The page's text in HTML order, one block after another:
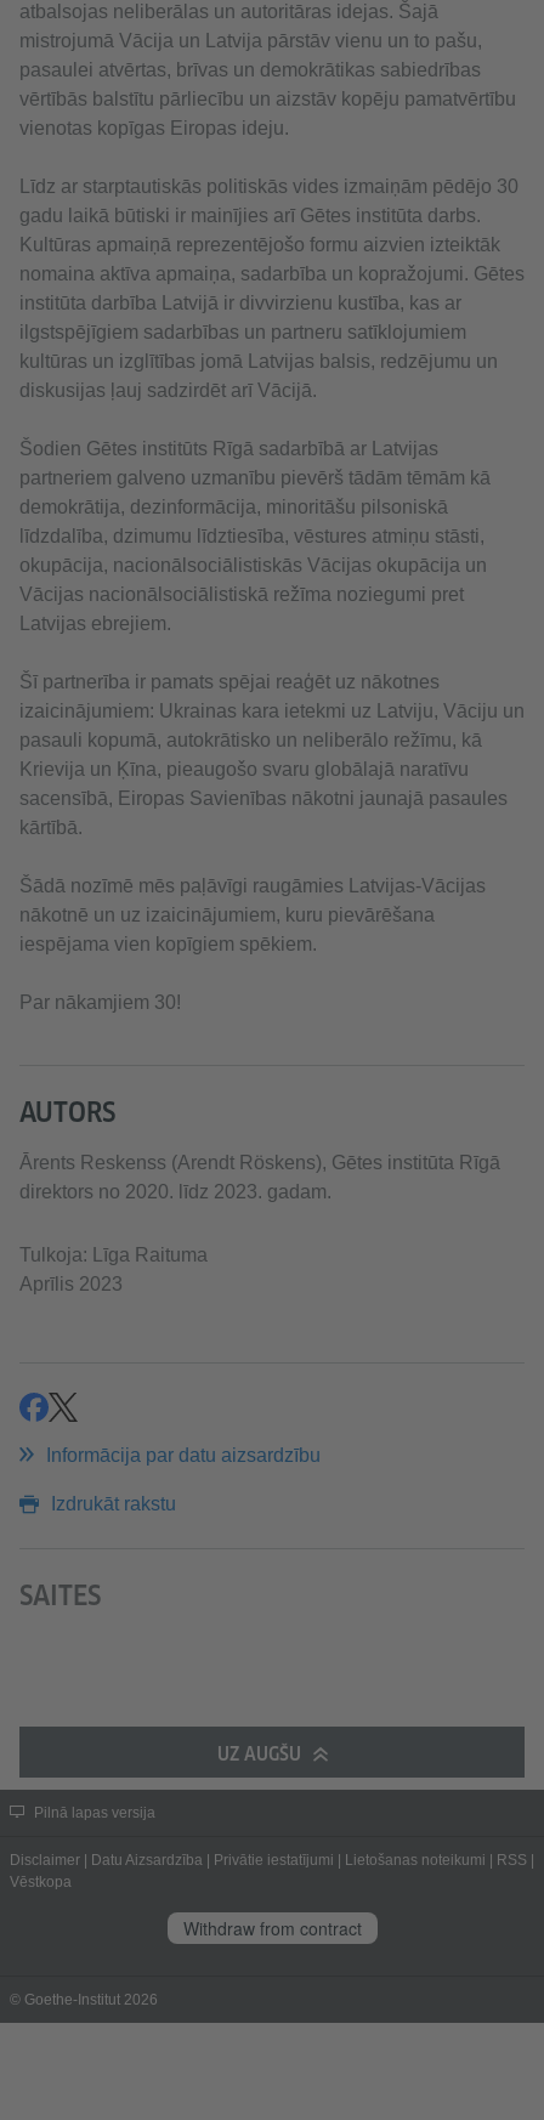
atbalsojas neliberālas un autoritāras idejas. Šajā
mistrojumā Vācija un Latvija pārstāv vienu un to pašu,
pasaulei atvērtas, brīvas un demokrātikas sabiedrības
vērtībās balstītu pārliecību un aizstāv kopēju pamatvērtību
vienotas kopīgas Eiropas ideju.
Līdz ar starptautiskās politiskās vides izmaiņām pēdējo 30
gadu laikā būtiski ir mainījies arī Gētes institūta darbs.
Kultūras apmaiņā reprezentējošo formu aizvien izteiktāk
nomaina aktīva apmaiņa, sadarbība un kopražojumi. Gētes
institūta darbība Latvijā ir divvirzienu kustība, kas ar
ilgstspējīgiem sadarbības un partneru satīklojumiem
kultūras un izglītības jomā Latvijas balsis, redzējumu un
diskusijas ļauj sadzirdēt arī Vācijā.
Šodien Gētes institūts Rīgā sadarbībā ar Latvijas
partneriem galveno uzmanību pievērš tādām tēmām kā
demokrātija, dezinformācija, minoritāšu pilsoniskā
līdzdalība, dzimumu līdztiesība, vēstures atmiņu stāsti,
okupācija, nacionālsociālistiskās Vācijas okupācija un
Vācijas nacionālsociālistiskā režīma noziegumi pret
Latvijas ebrejiem.
Šī partnerība ir pamats spējai reaģēt uz nākotnes
izaicinājumiem: Ukrainas kara ietekmi uz Latviju, Vāciju un
pasauli kopumā, autokrātisko un neliberālo režīmu, kā
Krievija un Ķīna, pieaugošo svaru globālajā naratīvu
sacensībā, Eiropas Savienības nākotni jaunajā pasaules
kārtībā.
Šādā nozīmē mēs paļāvīgi raugāmies Latvijas-Vācijas
nākotnē un uz izaicinājumiem, kuru pievārēšana
iespējama vien kopīgiem spēkiem.
Par nākamjiem 30!
AUTORS
Ārents Reskenss (Arendt Röskens), Gētes institūta Rīgā
direktors no 2020. līdz 2023. gadam.
Tulkoja: Līga Raituma
Aprīlis 2023
ieteiktieteikt
Informācija par datu aizsardzību
Izdrukāt rakstu
SAITES
UZ AUGŠU
Pilnā lapas versija
Disclaimer Datu Aizsardzība Privātie iestatījumi Lietošanas noteikumi RSS
Vēstkopa
Withdraw from contract
© Goethe-Institut 2026